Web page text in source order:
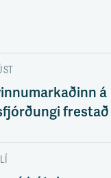
á
frestað